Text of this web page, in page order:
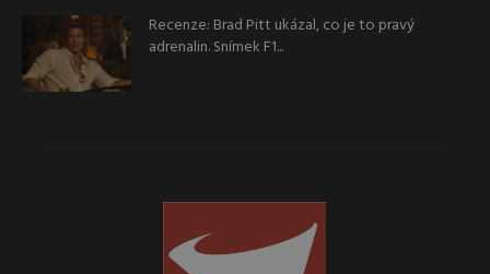
Recenze: Brad Pitt ukázal, co je to pravý
adrenalin. Snímek F1...